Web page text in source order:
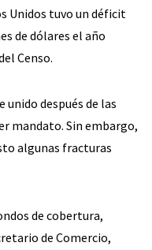
Unidos tuvo un déficit
de dólares el año
Censo.
después de las
mandato. Sin embargo,
algunas fracturas
de cobertura,
de Comercio,